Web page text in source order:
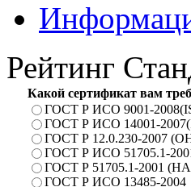
Рейтинг
Какой сертификат вам
ГОСТ Р ИСО 9001-
ГОСТ Р ИСО 14001-
ГОСТ Р 12.0.230-2007
ГОСТ Р ИСО 51705.1-
ГОСТ Р 51705.1-2001
ГОСТ Р ИСО 13485-2004